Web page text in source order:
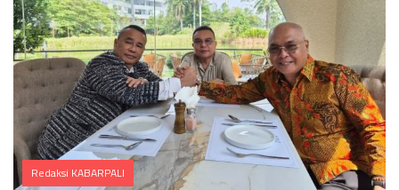
Redaksi KABARPALI